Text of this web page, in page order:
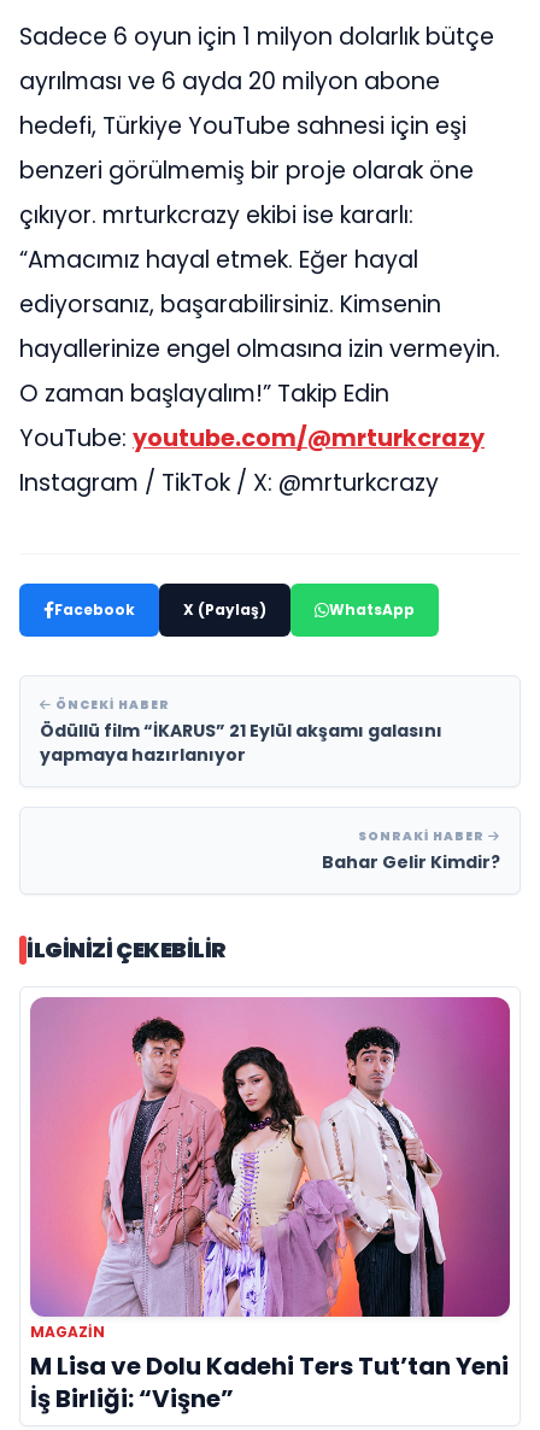
Sadece 6 oyun için 1 milyon dolarlık bütçe
ayrılması ve 6 ayda 20 milyon abone
hedefi, Türkiye YouTube sahnesi için eşi
benzeri görülmemiş bir proje olarak öne
çıkıyor. mrturkcrazy ekibi ise kararlı:
“Amacımız hayal etmek. Eğer hayal
ediyorsanız, başarabilirsiniz. Kimsenin
hayallerinize engel olmasına izin vermeyin.
O zaman başlayalım!” Takip Edin
YouTube: youtube.com/@mrturkcrazy
Instagram / TikTok / X: @mrturkcrazy
Facebook X (Paylaş) WhatsApp
ÖNCEKI HABER
Ödüllü film “İKARUS” 21 Eylül akşamı galasını
yapmaya hazırlanıyor
SONRAKI HABER
Bahar Gelir Kimdir?
İLGINIZI ÇEKEBILIR
MAGAZİN
M Lisa ve Dolu Kadehi Ters Tut’tan Yeni
İş Birliği: “Vişne”